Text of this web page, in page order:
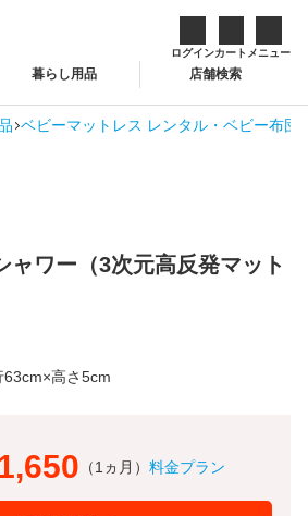
ログインカート メニュー
暮らし用品 店舗検索
ベビーマットレス レンタル・ベビー布団
ャワー（3次元高反発マット
高さ5cm
（1ヵ月） 料金プラン